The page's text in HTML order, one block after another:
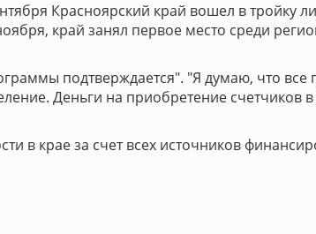
Красноярский край вошел в тройку
край занял первое место среди
подтверждается". "Я думаю, что
Деньги на приобретение
крае за счет всех источников